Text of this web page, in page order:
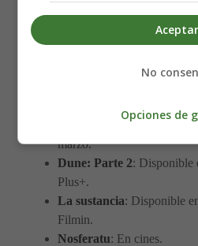
: En cines.
Wicked: En cines.
: En cines.
: En cines.
marzo.
Dune: Parte 2: Disponible
Plus+.
La sustancia: Disponible
Filmin.
Nosferatu: En cines.
Aceptar
No
Opciones de